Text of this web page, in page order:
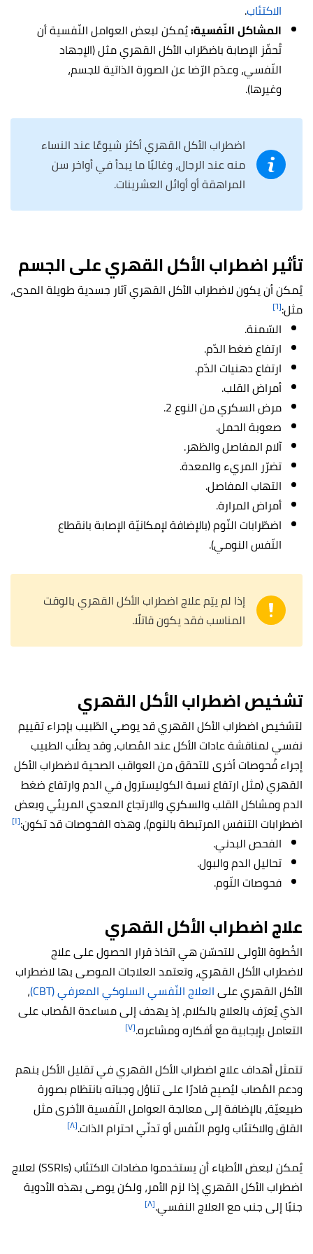
الاكتئاب.
المشاكل النّفسية:يُمكن لبعض العوامل النّفسية أن
تُحفّز الإصابة باضطّراب الأكل القهري مثل (الإجهاد
النّفسي، وعدَم الرّضا عن الصورة الذاتية للجسم،
وغيرها).
اضطراب الأكل القهري أكثر شيوعًا عند النساء
منه عند الرجال، وغالبًا ما يبدأ في أواخر سن
المراهقة أو أوائل العشرينات.
تأثير اضطراب الأكل القهري على الجسم
يُمكن أن يكون لاضطراب الأكل القهري آثار جسدية طويلة المدى،
مثل:[٦]
السّمنة.
ارتفاع ضغط الدّم.
ارتفاع دهنيات الدّم.
أمراض القلب.
مرض السكري من النوع 2.
صعوبة الحمل.
آلام المفاصل والظهر.
تضرّر المريء والمعدة.
التهاب المفاصل.
أمراض المرارة.
اضطّرابات النّوم (بالإضافة لإمكانيّة الإصابة بانقطاع
النّفس النومي).
إذا لم يتِم علاج اضطراب الأكل القهري بالوقت
المناسب فقد يكون قاتلًا.
تشخيص اضطراب الأكل القهري
لتشخيص اضطراب الأكل القهري قد يوصي الطّبيب بإجراء تقييم
نفسي لمناقشة عادات الأكل عند المُصاب، وقد يطلُب الطبيب
إجراء فُحوصات أخرى للتحقق من العواقب الصحية لاضطراب الأكل
القهري (مثل ارتفاع نسبة الكوليسترول في الدم وارتفاع ضغط
الدم ومشاكل القلب والسكري والارتجاع المعدي المريئي وبعض
اضطرابات التنفس المرتبطة بالنوم)، وهذه الفحوصات قد تكون:[١]
الفحص البدني.
تحاليل الدم والبول.
فحوصات النّوم.
علاج اضطراب الأكل القهري
الخُطوة الأولى للتحسّن هي اتخاذ قرار الحصول على علاج
لاضطراب الأكل القهري، وتعتمد العلاجات الموصى بها لاضطراب
الأكل القهري علىالعلاج النّفسي السلوكي المعرفي (CBT)
،
الذي يُعرَف بالعلاج بالكلام، إذ يهدف إلى مساعدة المُصاب على
التعامل بإيجابية مع أفكاره ومشاعره.[٧]
تتمثل أهداف علاج اضطراب الأكل القهري في تقليل الأكل بنهم
ودعم المُصاب ليُصبِح قادرًا على تناوُل وجباته بانتظام بصورة
طبيعيّة، بالإضافة إلى معالجة العوامل النّفسية الأخرى مثل
القلق والاكتئاب ولوم النّفس أو تدنّي احترام الذات.[٨]
يُمكن لبعض الأطباء أن يستخدموا مضادات الاكتئاب (SSRIs) لعلاج
اضطراب الأكل القهري إذا لزم الأمر، ولكن يوصى بهذه الأدوية
جنبًا إلى جنب مع العلاج النفسي.[٨]